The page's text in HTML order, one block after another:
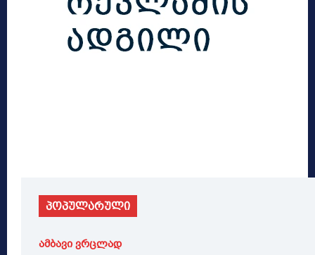
პოპულარული
ამბავი ვრცლად